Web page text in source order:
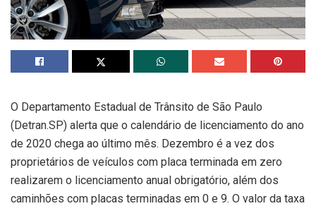
O Departamento Estadual de Trânsito de São Paulo
(Detran.SP) alerta que o calendário de licenciamento do ano
de 2020 chega ao último mês. Dezembro é a vez dos
proprietários de veículos com placa terminada em zero
realizarem o licenciamento anual obrigatório, além dos
caminhões com placas terminadas em 0 e 9. O valor da taxa